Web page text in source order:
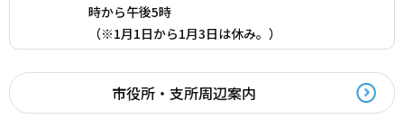
時から午後5時
（※1月1日から1月3日は休み。）
市役所・支所周辺案内